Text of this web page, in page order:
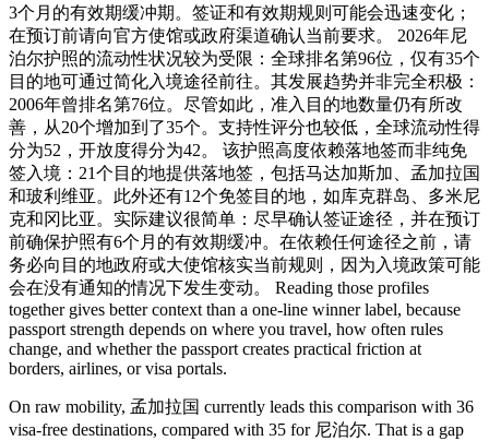
3个月的有效期缓冲期。签证和有效期规则可能会迅速变化；
在预订前请向官方使馆或政府渠道确认当前要求。 2026年尼
泊尔护照的流动性状况较为受限：全球排名第96位，仅有35个
目的地可通过简化入境途径前往。其发展趋势并非完全积极：
2006年曾排名第76位。尽管如此，准入目的地数量仍有所改
善，从20个增加到了35个。支持性评分也较低，全球流动性得
分为52，开放度得分为42。 该护照高度依赖落地签而非纯免
签入境：21个目的地提供落地签，包括马达加斯加、孟加拉国
和玻利维亚。此外还有12个免签目的地，如库克群岛、多米尼
克和冈比亚。实际建议很简单：尽早确认签证途径，并在预订
前确保护照有6个月的有效期缓冲。在依赖任何途径之前，请
务必向目的地政府或大使馆核实当前规则，因为入境政策可能
会在没有通知的情况下发生变动。 Reading those profiles
together gives better context than a one-line winner label, because
passport strength depends on where you travel, how often rules
change, and whether the passport creates practical friction at
borders, airlines, or visa portals.
On raw mobility, 孟加拉国 currently leads this comparison with 36
visa-free destinations, compared with 35 for 尼泊尔. That is a gap